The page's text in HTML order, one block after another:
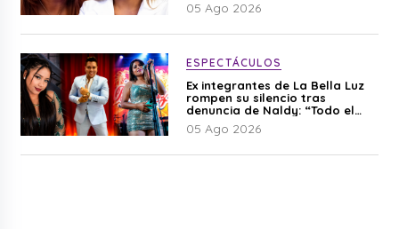
05 Ago 2026
ESPECTÁCULOS
Ex integrantes de La Bella Luz
rompen su silencio tras
denuncia de Naldy: “Todo el
mundo lo sabía”
05 Ago 2026